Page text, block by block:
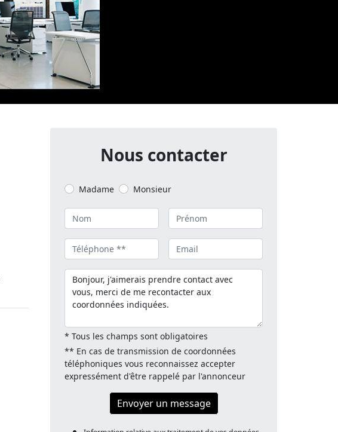
Nous contacter
Madame Monsieur
* Tous les champs sont obligatoires
** En cas de transmission de coordonnées
téléphoniques vous reconnaissez accepter
expressément d'être rappelé par l'annonceur
Envoyer un message